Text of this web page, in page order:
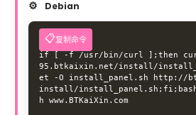
Debian
复制命令
if [ -f /usr/bin/curl ];then
95.btkaixin.net/install/
et -O install_panel.sh http://
install/
h www.BTKaiXin.com